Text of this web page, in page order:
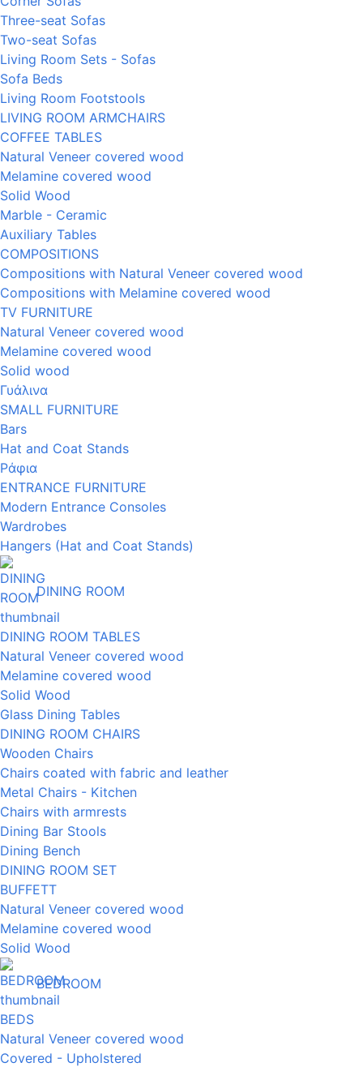
Three-seat Sofas
Two-seat Sofas
Living Room Sets - Sofas
Sofa Beds
Living Room Footstools
LIVING ROOM ARMCHAIRS
COFFEE TABLES
Natural Veneer covered wood
Melamine covered wood
Solid Wood
Marble - Ceramic
Auxiliary Tables
COMPOSITIONS
Compositions with Natural Veneer covered wood
Compositions with Melamine covered wood
TV FURNITURE
Natural Veneer covered wood
Melamine covered wood
Solid wood
Γυάλινα
SMALL FURNITURE
Bars
Hat and Coat Stands
Ράφια
ENTRANCE FURNITURE
Modern Entrance Consoles
Wardrobes
Hangers (Hat and Coat Stands)
DINING ROOM
DINING ROOM TABLES
Natural Veneer covered wood
Melamine covered wood
Solid Wood
Glass Dining Tables
DINING ROOM CHAIRS
Wooden Chairs
Chairs coated with fabric and leather
Metal Chairs - Kitchen
Chairs with armrests
Dining Bar Stools
Dining Bench
DINING ROOM SET
BUFFETT
Natural Veneer covered wood
Melamine covered wood
Solid Wood
BEDROOM
BEDS
Natural Veneer covered wood
Covered - Upholstered